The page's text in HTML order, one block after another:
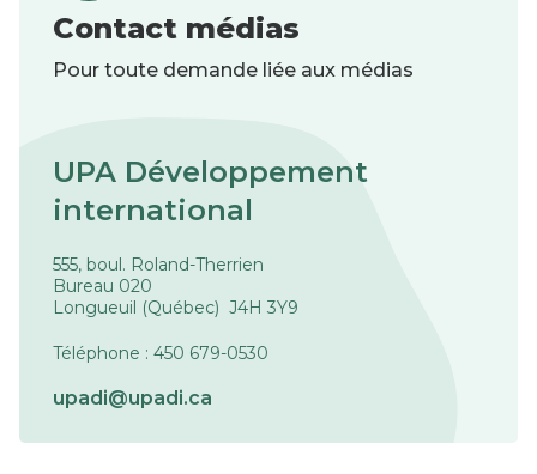
Contact médias
Pour toute demande liée aux médias
UPA Développement
international
555, boul. Roland-Therrien
Bureau 020
Longueuil (Québec) J4H 3Y9
Téléphone : 450 679-0530
upadi@upadi.ca